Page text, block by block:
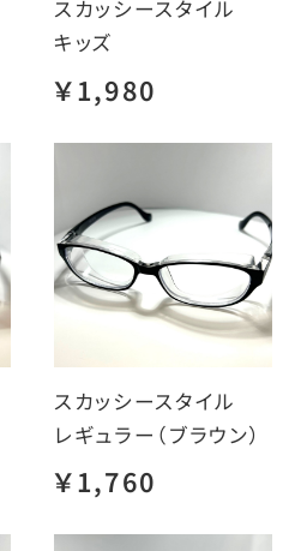
スカッシースタイル
キッズ
￥1,980
スカッシースタイル
レギュラー（ブラウン）
￥1,760